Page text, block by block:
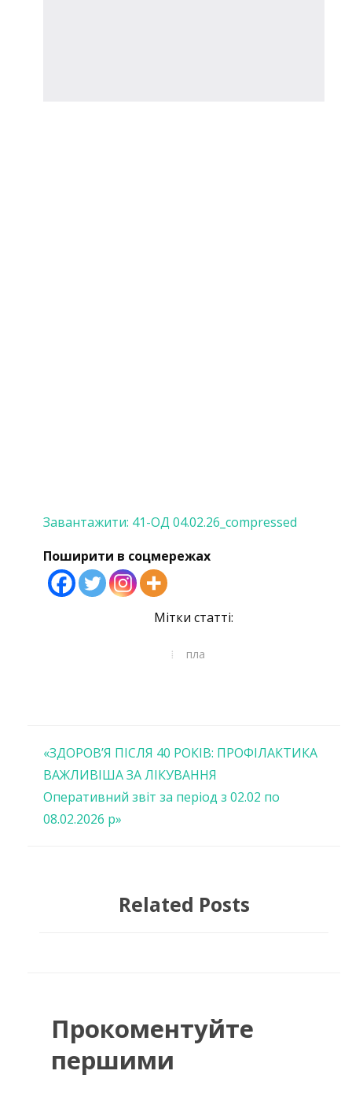
Завантажити: 41-ОД 04.02.26_compressed
Поширити в соцмережах
Мітки статті:
пла
Навігація
записів
«ЗДОРОВ’Я ПІСЛЯ 40 РОКІВ: ПРОФІЛАКТИКА
ВАЖЛИВІША ЗА ЛІКУВАННЯ
Оперативний звіт за період з 02.02 по
08.02.2026 р»
Related Posts
Прокоментуйте
першими